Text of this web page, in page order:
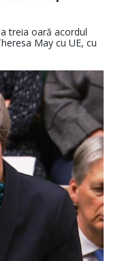
treia oară acordul
May cu UE, cu